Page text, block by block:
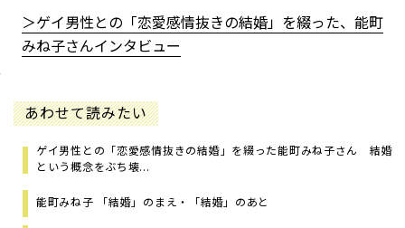
＞ゲイ男性との「恋愛感情抜きの結婚」を綴った、能町
みね子さんインタビュー
あわせて読みたい
ゲイ男性との「恋愛感情抜きの結婚」を綴った能町みね子さん 結婚
という概念をぶち壊...
能町みね子 「結婚」のまえ・「結婚」のあと